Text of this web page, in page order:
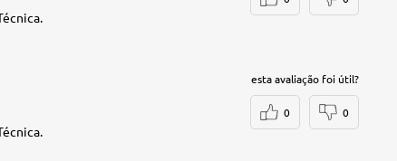
esta avaliação foi útil?
0 0